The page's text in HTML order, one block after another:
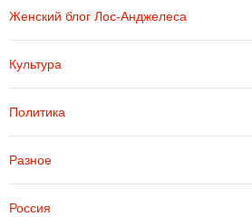
Женский блог Лос-Анджелеса
Культура
Политика
Разное
Россия